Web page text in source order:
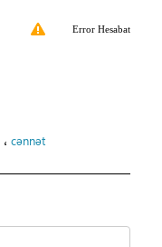
Error Hesabat
، cənnət